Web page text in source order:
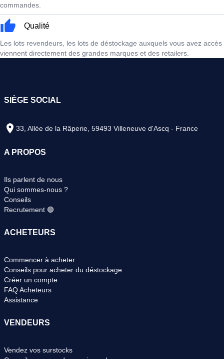
commandes.
Qualité
Les lots revendeurs, les lots de déstockage auxquels vous avez accès
viennent directement des grandes marques et des retailers.
SIÈGE SOCIAL
33, Allée de la Râperie, 59493 Villeneuve d'Ascq - France
A PROPOS
Ils parlent de nous
Qui sommes-nous ?
Conseils
Recrutement 🟢
ACHETEURS
Commencer à acheter
Conseils pour acheter du déstockage
Créer un compte
FAQ Acheteurs
Assistance
VENDEURS
Vendez vos surstocks